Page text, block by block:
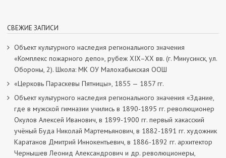
СВЕЖИЕ ЗАПИСИ
Объект культурного наследия регионального значения
«Комплекс пожарного депо», рубеж XIX–XX вв. (г. Минусинск, ул.
Обороны, 2). Школа: МК ОУ Малохабыкская ООШ
«Церковь Параскевы Пятницы», 1855 — 1857 гг.
Объект культурного наследия регионального значения «Здание,
где в мужской гимназии учились в 1890-1895 гг. революционер
Окулов Алексей Иванович, в 1899-1900 гг. первый хакасский
учёный Буда Николай Мартемьянович, в 1882-1891 гг. художник
Каратанов Дмитрий Иннокентьевич, в 1886-1892 гг. архитектор
Чернышев Леонид Александрович и др. революционеры,